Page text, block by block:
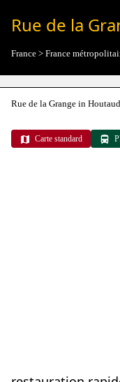
Rue de la
France > France
Rue de la Grange in
Carte standard